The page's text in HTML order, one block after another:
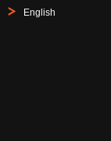
English